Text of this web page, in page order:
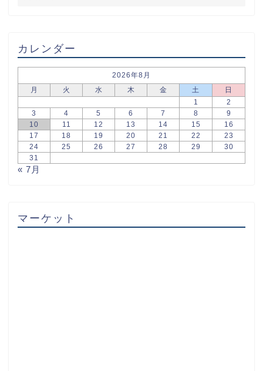
カレンダー
2026年8月
月
火 水 木 金 土
日
1
2
3
4 5 6 7 8
9
10
11 12 13 14 15
16
17
18 19 20 21 22
23
24
25 26 27 28 29
30
31
« 7月
マーケット